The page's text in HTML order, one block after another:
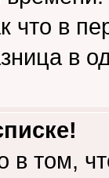
что в
в
в том,